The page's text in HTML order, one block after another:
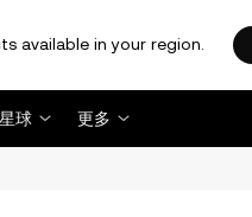
available in your region.
星球 更多